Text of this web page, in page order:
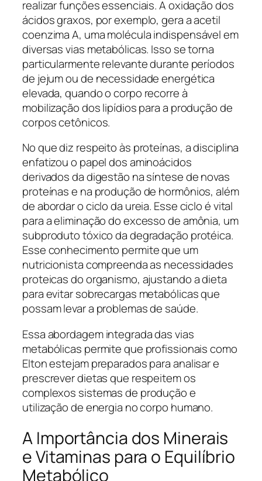
realizar funções essenciais. A oxidação dos
ácidos graxos, por exemplo, gera a acetil
coenzima A, uma molécula indispensável em
diversas vias metabólicas. Isso se torna
particularmente relevante durante períodos
de jejum ou de necessidade energética
elevada, quando o corpo recorre à
mobilização dos lipídios para a produção de
corpos cetônicos.
No que diz respeito às proteínas, a disciplina
enfatizou o papel dos aminoácidos
derivados da digestão na síntese de novas
proteínas e na produção de hormônios, além
de abordar o ciclo da ureia. Esse ciclo é vital
para a eliminação do excesso de amônia, um
subproduto tóxico da degradação protéica.
Esse conhecimento permite que um
nutricionista compreenda as necessidades
proteicas do organismo, ajustando a dieta
para evitar sobrecargas metabólicas que
possam levar a problemas de saúde.
Essa abordagem integrada das vias
metabólicas permite que profissionais como
Elton estejam preparados para analisar e
prescrever dietas que respeitem os
complexos sistemas de produção e
utilização de energia no corpo humano.
A Importância dos Minerais
e Vitaminas para o Equilíbrio
Metabólico